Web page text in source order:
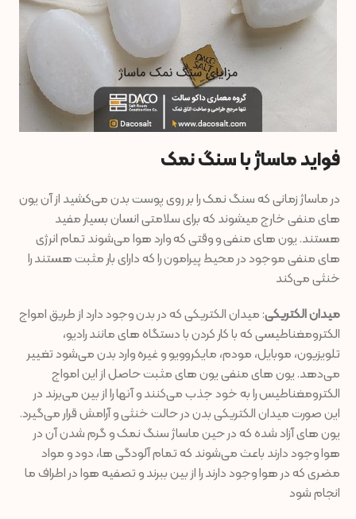
فواید ماساژ با سنگ نمک
در ماساژ زمانی که سنگ نمک را بر روی پوست بدن می‌کشید از آن یون
های منفی خارج میشوند که برای سلامتی انسان بسیار مفید
هستند. یون های منفی و وقتی که وارد هوا می‌شوند تمام انرژی
های منفی موجود در محیط پیرامون را که دارای بار مثبت هستند را
خنثی می‌کند
میدان الکتریکی: میدان الکتریکی که در بدن وجود دارد از طریق امواج
الکترومغناطیسی که با کار کردن با دستگاه های مانند رادیو،
تلویزیون، موبایل، مودم، مایکروویو و غیره وارد بدن می‌شود تغییر
می‌دهد. یون های منفی یون های مثبت حاصل از این امواج
الکترومغناطیس را به خود جذب می‌کنند و آنها را از بین می‌برند در
این صورت میدان الکتریکی بدن در حالت خنثی و آرامش قرار می‌گیرد.
یون های آزاد شده که در حین ماساژ سنگ نمک و گرم شدن آن در
هوا وجود دارند باعث می‌شوند که تمام آلودگی ها، دود و مواد
مضری که در هوا وجود دارند را از بین ببرند و تصفیه هوا در اطراف ما
انجام شود